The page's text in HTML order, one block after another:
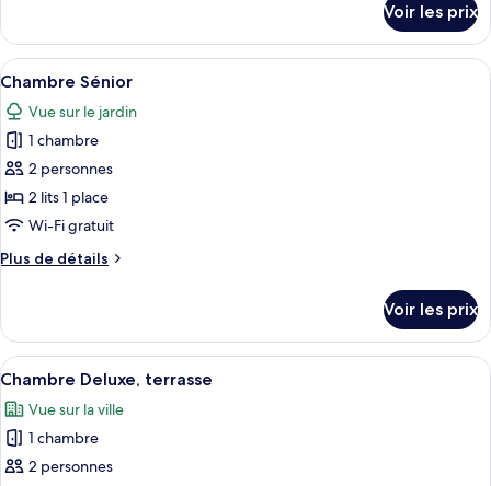
le
type
de
chambre
Chambre
Confort
Voir les prix
Afficher
toutes
les
photos
pour
ce
type
chambre :
Une chambre d’hôtel avec deux
10
Chambre Sénior
Vue sur le jardin
1 chambre
2 personnes
2 lits 1 place
Wi-Fi gratuit
Plus de détails
Plus
le
type
de
Chambre
Sénior
Voir les prix
Afficher
toutes
les
photos
pour
Une chambre à coucher avec un lit,
15
Chambre Deluxe, terrasse
Vue sur la ville
1 chambre
2 personnes